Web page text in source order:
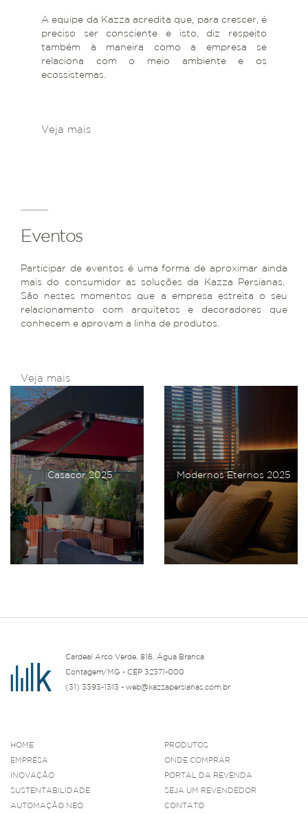
A equipe da Kazza acredita que, para crescer, é
preciso ser consciente e isto, diz respeito
também à maneira como a empresa se
relaciona com o meio ambiente e os
ecossistemas.
Veja mais
Eventos
Participar de eventos é uma forma de aproximar ainda
mais do consumidor as soluções da Kazza Persianas.
São nestes momentos que a empresa estreita o seu
relacionamento com arquitetos e decoradores que
conhecem e aprovam a linha de produtos.
Veja mais
Casacor 2025 Modernos Eternos 2025
Cardeal Arco Verde, 816, Água Branca
Contagem/MG - CEP 32371-000
(31) 3393-1313 - web@kazzapersianas.com.br
HOME
EMPRESA
INOVAÇÃO
SUSTENTABILIDADE
AUTOMAÇÃO NEO
PRODUTOS
ONDE COMPRAR
PORTAL DA REVENDA
SEJA UM REVENDEDOR
CONTATO